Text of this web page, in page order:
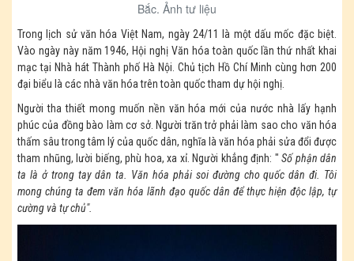
Bắc. Ảnh tư liệu
Trong lịch sử văn hóa Việt Nam, ngày 24/11 là một dấu mốc đặc biệt.
Vào ngày này năm 1946, Hội nghị Văn hóa toàn quốc lần thứ nhất khai
mạc tại Nhà hát Thành phố Hà Nội. Chủ tịch Hồ Chí Minh cùng hơn 200
đại biểu là các nhà văn hóa trên toàn quốc tham dự hội nghị.
Người tha thiết mong muốn nền văn hóa mới của nước nhà lấy hạnh
phúc của đồng bào làm cơ sở. Người trăn trở phải làm sao cho văn hóa
thấm sâu trong tâm lý của quốc dân, nghĩa là văn hóa phải sửa đổi được
tham nhũng, lười biếng, phù hoa, xa xỉ. Người khẳng định: " Số phận dân
ta là ở trong tay dân ta. Văn hóa phải soi đường cho quốc dân đi. Tôi
mong chúng ta đem văn hóa lãnh đạo quốc dân để thực hiện độc lập, tự
cường và tự chủ".